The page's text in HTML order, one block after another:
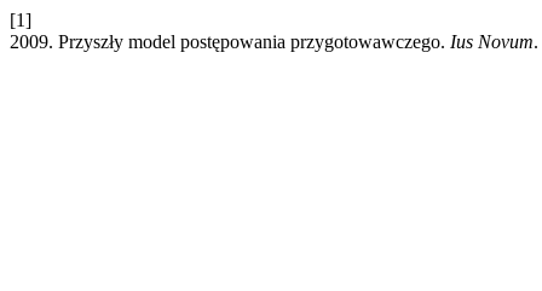
[1]
2009. Przyszły model postępowania przygotowawczego. Ius Novum